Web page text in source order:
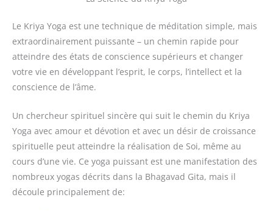
Le Kriya Yoga est une technique de méditation simple, mais
extraordinairement puissante – un chemin rapide pour
atteindre des états de conscience supérieurs et changer
votre vie en développant l’esprit, le corps, l’intellect et la
conscience de l’âme.
Un chercheur spirituel sincère qui suit le chemin du Kriya
Yoga avec amour et dévotion et avec un désir de croissance
spirituelle peut atteindre la réalisation de Soi, même au
cours d’une vie. Ce yoga puissant est une manifestation des
nombreux yogas décrits dans la Bhagavad Gita, mais il
découle principalement de: